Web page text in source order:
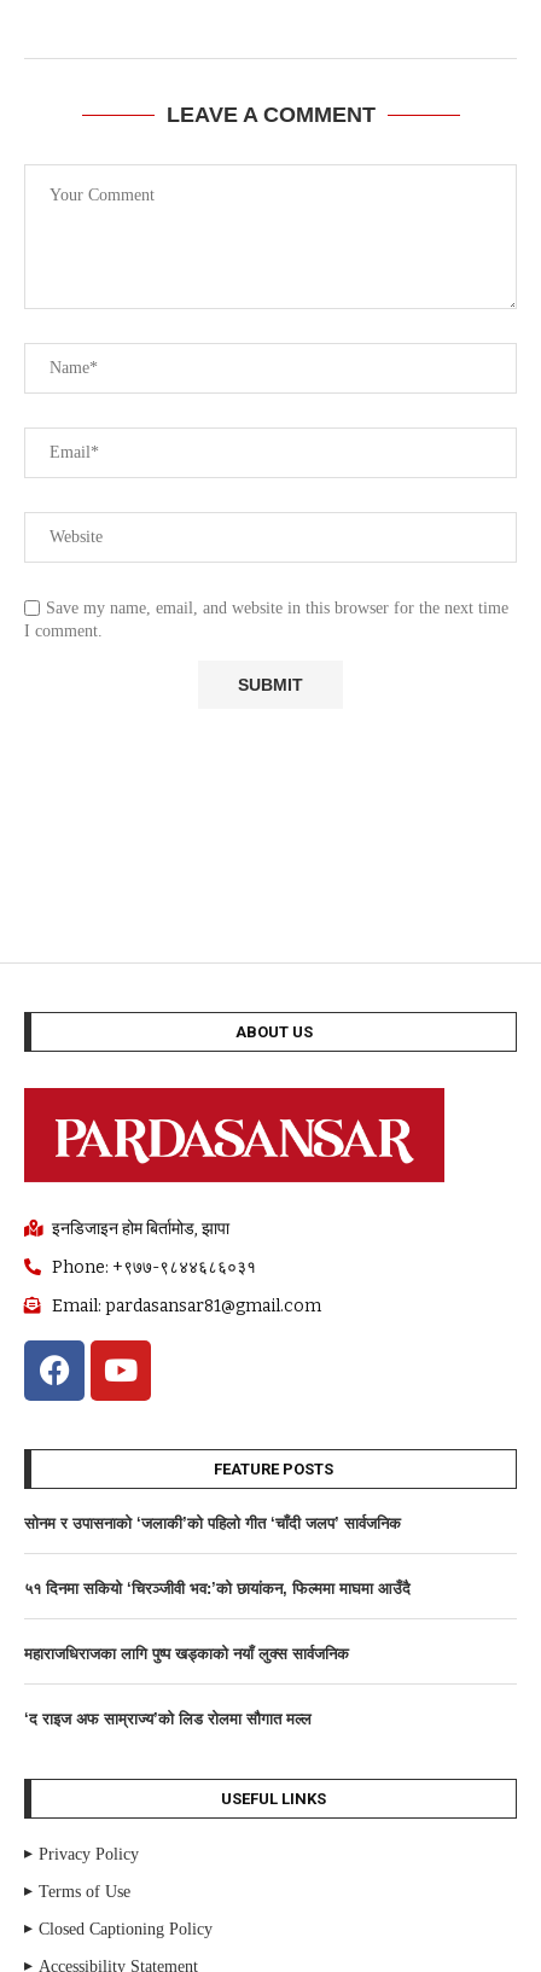
LEAVE A COMMENT
Save my name, email, and website in this browser for the next time
I comment.
ABOUT US
इनडिजाइन होम बिर्तामोड, झापा
Phone: +९७७-९८४४६८६०३१
Email: pardasansar81@gmail.com
FEATURE POSTS
साेनम र उपासनाकाे ‘जलाकी’को पहिलो गीत ‘चाँदी जलप’ सार्वजनिक
५१ दिनमा सकियो ‘चिरञ्जीवी भव:’को छायांकन, फिल्ममा माघमा आउँदै
महाराजधिराजका लागि पुष्प खड्काको नयाँ लुक्स सार्वजनिक
‘द राइज अफ साम्राज्य’काे लिड राेलमा सौगात मल्ल
USEFUL LINKS
Privacy Policy
Terms of Use
Closed Captioning Policy
Accessibility Statement